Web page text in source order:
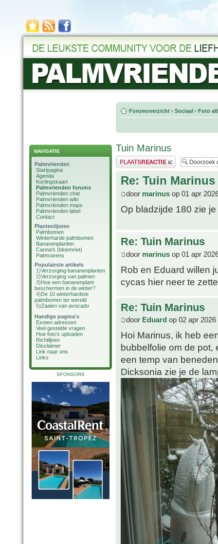
NAVIGATIE
Palmvrienden
Startpagina
Agenda
Kortingskaart
Palmvrienden forums
Palmvrienden chat
Palmvrienden wiki
Palmvrienden maps
Palmvrienden label
Contact
Plantenlijsten
Palmbomen
Winterharde palmbomen
Bananenplanten
Canna's (bloemriet)
Palmvarens
Populairste artikels
1)Verzorging bananenplanten
2)Verzorging van palmen
3)Hoe een bananenplant
beschermen in de winter?
4)De 10 winterhardste
palmbomen ter wereld
5)Zaaien van avocado
Handige pagina's
Exoten adressen
Veel gestelde vragen
Hoe foto's uploaden
Richtlijnen
Disclaimer
Link naar ons
Links
SPONSORS
Forumoverzicht ‹ Sociaal ‹ Foto
Tuin Marinus
Plaats een reactie
Re: Tuin Marinus
door marinus op 01 apr
Op bladzijde 180 zie
Re: Tuin Marinus
door marinus op 01 apr
Rob en Eduard willen
cycas hier neer te
Re: Tuin Marinus
door Eduard op 02 apr 2026
Hoi Marinus, ik heb
bubbelfolie om de pot,
een temp van
Dicksonia zie je de